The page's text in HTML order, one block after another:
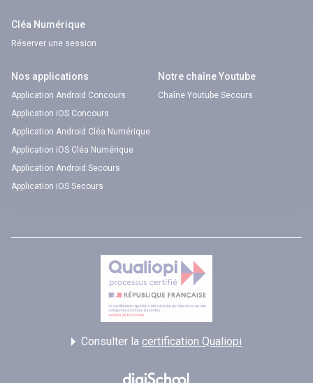
Cléa Numérique
Réserver une session
Nos applications
Application Android Concours
Application iOS Concours
Application Android Cléa Numérique
Application iOS Cléa Numérique
Application Android Secours
Application iOS Secours
Notre chaîne Youtube
Chaîne Youtube Secours
Consulter la certification Qualiopi